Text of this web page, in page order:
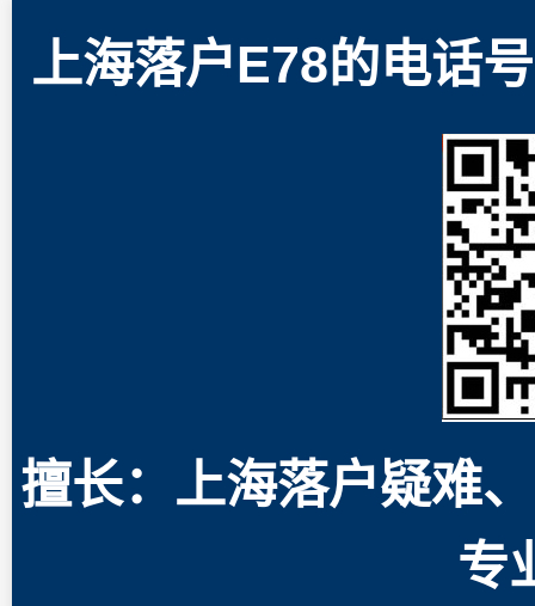
上海落户E78的电话
擅长：上海落户疑难
专